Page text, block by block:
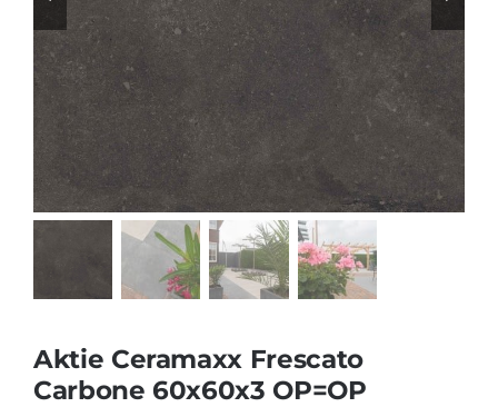
Contact
Offerte aanvragen
Aktie Ceramaxx Frescato
Carbone 60x60x3 OP=OP